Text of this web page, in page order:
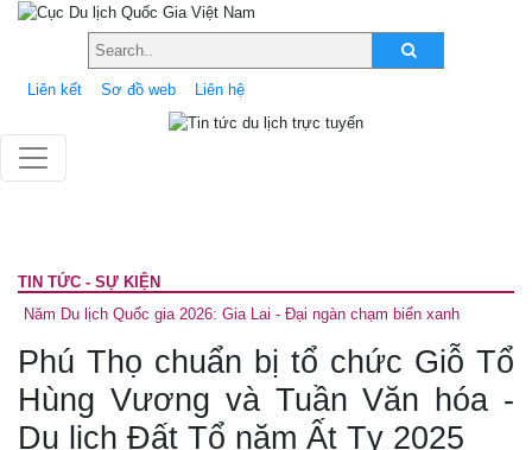
Liên kết Sơ đồ web Liên hệ
TIN TỨC - SỰ KIỆN
Năm Du lịch Quốc gia 2026: Gia Lai - Đại ngàn chạm biển xanh
Phú Thọ chuẩn bị tổ chức Giỗ Tổ
Hùng Vương và Tuần Văn hóa -
Du lịch Đất Tổ năm Ất Tỵ 2025